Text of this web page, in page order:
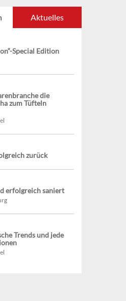
Aktuelles
Special Edition
die
zum Tüfteln
zurück
erfolgreich saniert
Trends und jede